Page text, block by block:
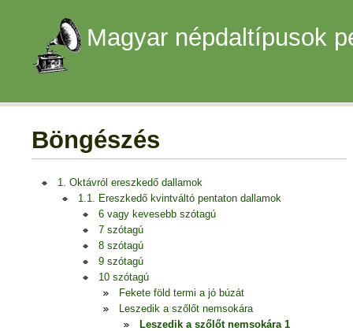
Magyar népdaltípusok
Böngészés
1. Oktávról ereszkedő dallamok
1.1. Ereszkedő kvintváltó pentaton dallamok
6 vagy kevesebb szótagú
7 szótagú
8 szótagú
9 szótagú
10 szótagú
Fekete föld termi a jó búzát
Leszedik a szőlőt nemsokára
Leszedik a szőlőt nemsokára 1